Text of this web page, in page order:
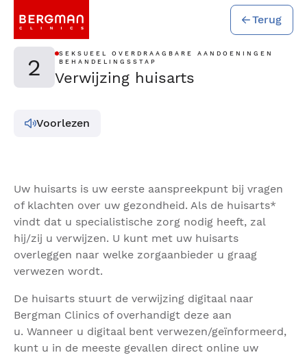
Terug
2
SEKSUEEL OVERDRAAGBARE AANDOENINGEN
BEHANDELINGSSTAP
Verwijzing huisarts
Voorlezen
Uw huisarts is uw eerste aanspreekpunt bij vragen
of klachten over uw gezondheid. Als de huisarts*
vindt dat u specialistische zorg nodig heeft, zal
hij/zij u verwijzen. U kunt met uw huisarts
overleggen naar welke zorgaanbieder u graag
verwezen wordt.
De huisarts stuurt de verwijzing digitaal naar
Bergman Clinics of overhandigt deze aan
u. Wanneer u digitaal bent verwezen/geïnformeerd,
kunt u in de meeste gevallen direct online uw